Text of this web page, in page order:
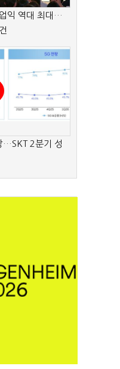
익 역대 최대…
…SKT 2분기 성